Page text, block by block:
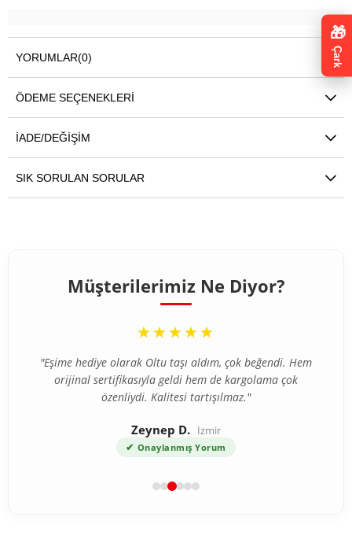
YORUMLAR(0)
ÖDEME SEÇENEKLERI
İADE/DEĞIŞIM
SIK SORULAN SORULAR
Müşterilerimiz Ne Diyor?
“
★★★★★
"Eşime hediye olarak Oltu taşı aldım, çok beğendi. Hem
orijinal sertifikasıyla geldi hem de kargolama çok
özenliydi. Kalitesi tartışılmaz."
Zeynep D. İzmir
✔ Onaylanmış Yorum
🎁
Çark